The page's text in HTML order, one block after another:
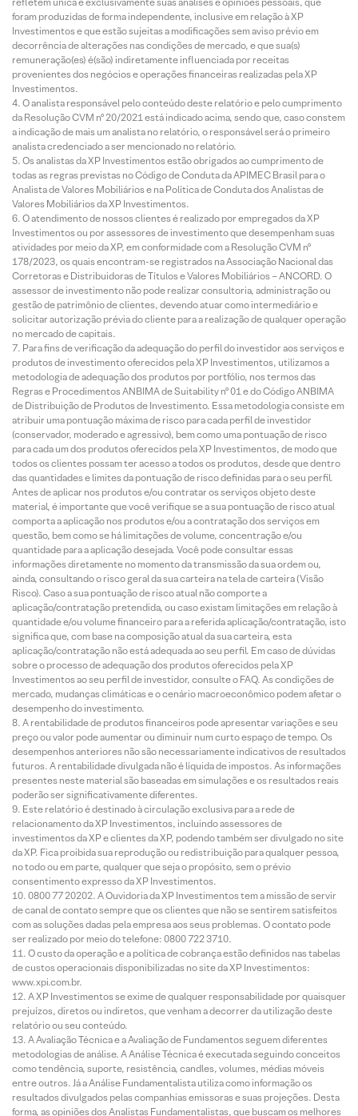
foram produzidas de forma independente, inclusive em relação à XP
Investimentos e que estão sujeitas a modificações sem aviso prévio em
decorrência de alterações nas condições de mercado, e que sua(s)
remuneração(es) é(são) indiretamente influenciada por receitas
provenientes dos negócios e operações financeiras realizadas pela XP
Investimentos.
O analista responsável pelo conteúdo deste relatório e pelo cumprimento
da Resolução CVM nº 20/2021 está indicado acima, sendo que, caso constem
a indicação de mais um analista no relatório, o responsável será o primeiro
analista credenciado a ser mencionado no relatório.
Os analistas da XP Investimentos estão obrigados ao cumprimento de
todas as regras previstas no Código de Conduta da APIMEC Brasil para o
Analista de Valores Mobiliários e na Política de Conduta dos Analistas de
Valores Mobiliários da XP Investimentos.
O atendimento de nossos clientes é realizado por empregados da XP
Investimentos ou por assessores de investimento que desempenham suas
atividades por meio da XP, em conformidade com a Resolução CVM nº
178/2023, os quais encontram-se registrados na Associação Nacional das
Corretoras e Distribuidoras de Títulos e Valores Mobiliários – ANCORD. O
assessor de investimento não pode realizar consultoria, administração ou
gestão de patrimônio de clientes, devendo atuar como intermediário e
solicitar autorização prévia do cliente para a realização de qualquer operação
no mercado de capitais.
Para fins de verificação da adequação do perfil do investidor aos serviços e
produtos de investimento oferecidos pela XP Investimentos, utilizamos a
metodologia de adequação dos produtos por portfólio, nos termos das
Regras e Procedimentos ANBIMA de Suitability nº 01 e do Código ANBIMA
de Distribuição de Produtos de Investimento. Essa metodologia consiste em
atribuir uma pontuação máxima de risco para cada perfil de investidor
(conservador, moderado e agressivo), bem como uma pontuação de risco
para cada um dos produtos oferecidos pela XP Investimentos, de modo que
todos os clientes possam ter acesso a todos os produtos, desde que dentro
das quantidades e limites da pontuação de risco definidas para o seu perfil.
Antes de aplicar nos produtos e/ou contratar os serviços objeto deste
material, é importante que você verifique se a sua pontuação de risco atual
comporta a aplicação nos produtos e/ou a contratação dos serviços em
questão, bem como se há limitações de volume, concentração e/ou
quantidade para a aplicação desejada. Você pode consultar essas
informações diretamente no momento da transmissão da sua ordem ou,
ainda, consultando o risco geral da sua carteira na tela de carteira (Visão
Risco). Caso a sua pontuação de risco atual não comporte a
aplicação/contratação pretendida, ou caso existam limitações em relação à
quantidade e/ou volume financeiro para a referida aplicação/contratação, isto
significa que, com base na composição atual da sua carteira, esta
aplicação/contratação não está adequada ao seu perfil. Em caso de dúvidas
sobre o processo de adequação dos produtos oferecidos pela XP
Investimentos ao seu perfil de investidor, consulte o FAQ. As condições de
mercado, mudanças climáticas e o cenário macroeconômico podem afetar o
desempenho do investimento.
A rentabilidade de produtos financeiros pode apresentar variações e seu
preço ou valor pode aumentar ou diminuir num curto espaço de tempo. Os
desempenhos anteriores não são necessariamente indicativos de resultados
futuros. A rentabilidade divulgada não é líquida de impostos. As informações
presentes neste material são baseadas em simulações e os resultados reais
poderão ser significativamente diferentes.
Este relatório é destinado à circulação exclusiva para a rede de
relacionamento da XP Investimentos, incluindo assessores de
investimentos da XP e clientes da XP, podendo também ser divulgado no site
da XP. Fica proibida sua reprodução ou redistribuição para qualquer pessoa,
no todo ou em parte, qualquer que seja o propósito, sem o prévio
consentimento expresso da XP Investimentos.
0800 77 20202. A Ouvidoria da XP Investimentos tem a missão de servir
de canal de contato sempre que os clientes que não se sentirem satisfeitos
com as soluções dadas pela empresa aos seus problemas. O contato pode
ser realizado por meio do telefone: 0800 722 3710.
O custo da operação e a política de cobrança estão definidos nas tabelas
de custos operacionais disponibilizadas no site da XP Investimentos:
www.xpi.com.br.
A XP Investimentos se exime de qualquer responsabilidade por quaisquer
prejuízos, diretos ou indiretos, que venham a decorrer da utilização deste
relatório ou seu conteúdo.
A Avaliação Técnica e a Avaliação de Fundamentos seguem diferentes
metodologias de análise. A Análise Técnica é executada seguindo conceitos
como tendência, suporte, resistência, candles, volumes, médias móveis
entre outros. Já a Análise Fundamentalista utiliza como informação os
resultados divulgados pelas companhias emissoras e suas projeções. Desta
forma, as opiniões dos Analistas Fundamentalistas, que buscam os melhores